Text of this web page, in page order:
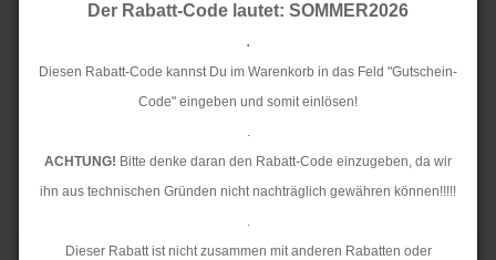
Der Rabatt-Code lautet: SOMMER2026
.
Diesen Rabatt-Code kannst Du im Warenkorb in das Feld "Gutschein-
Code" eingeben und somit einlösen!
.
ACHTUNG! Bitte denke daran den Rabatt-Code einzugeben, da wir
ihn aus technischen Gründen nicht nachträglich gewähren können!!!!!
.
Dieser Rabatt ist nicht zusammen mit anderen Rabatten oder